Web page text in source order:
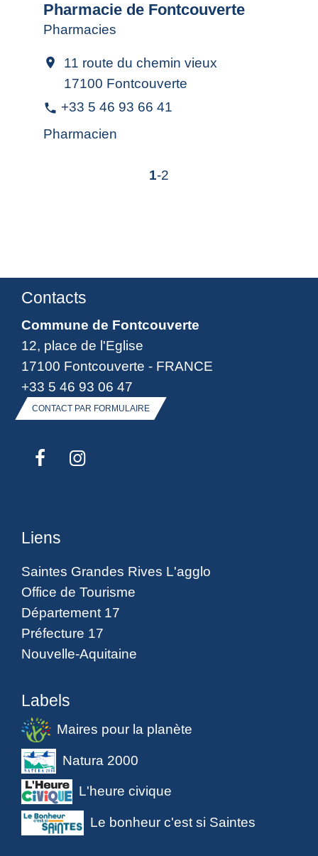
Pharmacie de Fontcouverte
Pharmacies
location_on
11 route du chemin vieux
17100 Fontcouverte
phone +33 5 46 93 66 41
Pharmacien
1-2
Contacts
Commune de Fontcouverte
12, place de l'Eglise
17100 Fontcouverte - FRANCE
+33 5 46 93 06 47
CONTACT PAR FORMULAIRE
Liens
Saintes Grandes Rives L'agglo
Office de Tourisme
Département 17
Préfecture 17
Nouvelle-Aquitaine
Labels
Maires pour la planète
Natura 2000
L'heure civique
Le bonheur c'est si Saintes